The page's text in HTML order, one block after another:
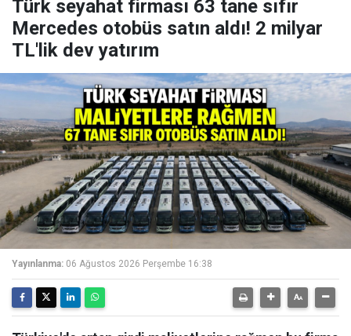
Türk seyahat firması 63 tane sıfır
Mercedes otobüs satın aldı! 2 milyar
TL'lik dev yatırım
Yayınlanma: 06 Ağustos 2026 Perşembe 16:38